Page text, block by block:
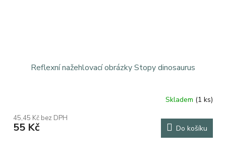
Reflexní nažehlovací obrázky Stopy dinosaurus
produktu
je
Skladem (1 ks)
45,45 Kč bez DPH
55 Kč Do košíku